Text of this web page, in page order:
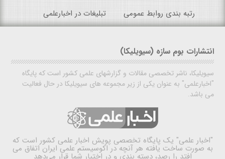
رتبه بندی روابط عمومی تبلیغات در اخبارعلمی
انتشارات بوم سازه (سیویلیکا)
سیویلیکا، ناشر تخصصی مقالات و گزارشهای علمی کشور است که پایگاه
"اخبارعلمی" به عنوان یکی از زیر مجموعه های سیویلیکا در حال فعالیت
می باشد.
"اخبار علمی" یک پایگاه تخصصی پویش اخبار علمی کشور است که
به صورت ساخت یافته هر آنچه در اکوسیستم علمی ایران اتفاق می
افتد را رصد، دسته بندی و در اختیار شما قرار می‌دهد